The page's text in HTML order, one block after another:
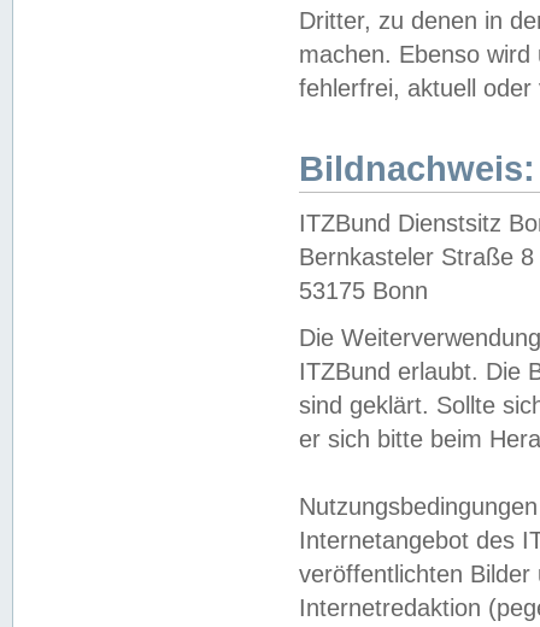
Dritter, zu denen in
machen. Ebenso
fehlerfrei, aktuell oder
Bildnachweis:
ITZBund Dienstsitz
Bernkasteler Straße 8
53175 Bonn
Die
ITZBund erlaubt. Die
sind geklärt. Sollte
er sich bitte beim
Internetangebot des
veröffentlichten
Internetredaktion